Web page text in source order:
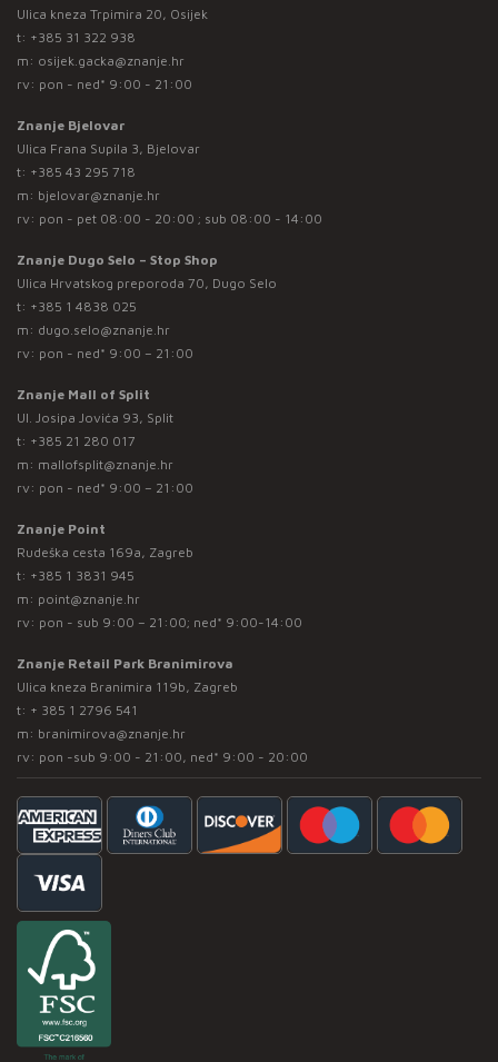
Ulica kneza Trpimira 20, Osijek
t: +385 31 322 938
m: osijek.gacka@znanje.hr
rv: pon - ned* 9:00 - 21:00
Znanje Bjelovar
Ulica Frana Supila 3, Bjelovar
t: +385 43 295 718
m: bjelovar@znanje.hr
rv: pon - pet 08:00 - 20:00 ; sub 08:00 - 14:00
Znanje Dugo Selo – Stop Shop
Ulica Hrvatskog preporoda 70, Dugo Selo
t: +385 1 4838 025
m: dugo.selo@znanje.hr
rv: pon - ned* 9:00 – 21:00
Znanje Mall of Split
Ul. Josipa Jovića 93, Split
t: +385 21 280 017
m: mallofsplit@znanje.hr
rv: pon - ned* 9:00 – 21:00
Znanje Point
Rudeška cesta 169a, Zagreb
t: +385 1 3831 945
m: point@znanje.hr
rv: pon - sub 9:00 – 21:00; ned* 9:00-14:00
Znanje Retail Park Branimirova
Ulica kneza Branimira 119b, Zagreb
t: + 385 1 2796 541
m: branimirova@znanje.hr
rv: pon -sub 9:00 - 21:00, ned* 9:00 - 20:00